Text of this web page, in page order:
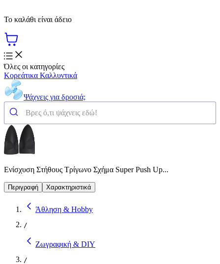
Το καλάθι είναι άδειο
Όλες οι κατηγορίες
Κορεάτικα Καλλυντικά
Ψάχνεις για δροσιά;
Ενίσχυση Στήθους Τρίγωνο Σχήμα Super Push Up...
Περιγραφή Χαρακτηριστικά
Άθληση & Hobby
/
Ζωγραφική & DIY
/